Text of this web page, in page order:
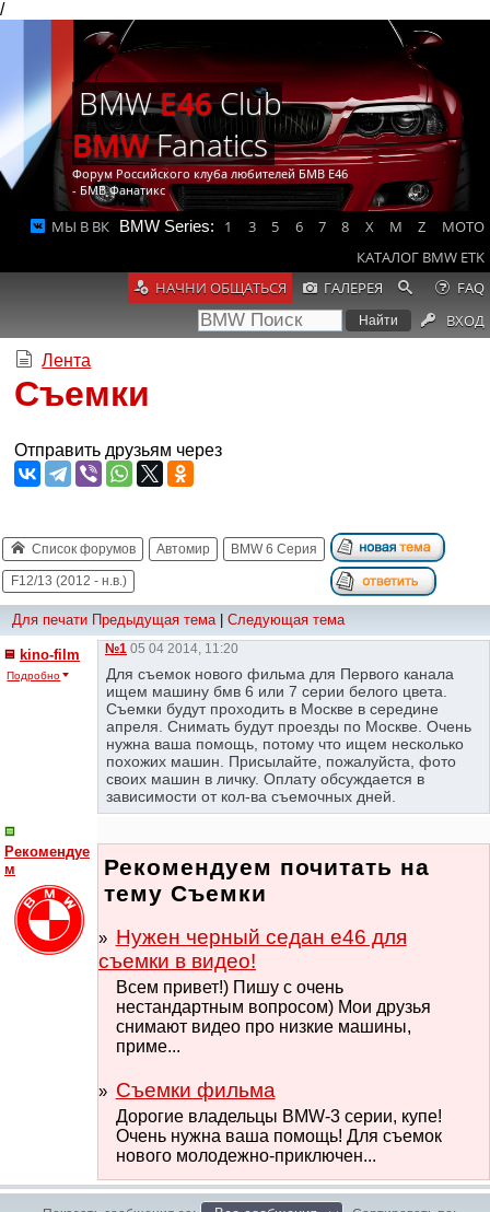
/
BMWE46Club
BMWFanatics
Форум Российского клуба любителей БМВ Е46
- БМВ Фанатикс
МЫ В ВК BMW Series: 1 3 5 6 7 8 X M Z
MOTO
КАТАЛОГ BMW ETK
НАЧНИ ОБЩАТЬСЯ
ГАЛЕРЕЯ
FAQ
ВХОД
Лента
Съемки
Отправить друзьям через
Список форумов Автомир BMW 6 Серия
F12/13 (2012 - н.в.)
Для печати Предыдущая тема| Следующая тема
kino-film
Подробно
№1 05 04 2014, 11:20
Для съемок нового фильма для Первого канала
ищем машину бмв 6 или 7 серии белого цвета.
Съемки будут проходить в Москве в середине
апреля. Снимать будут проезды по Москве. Очень
нужна ваша помощь, потому что ищем несколько
похожих машин. Присылайте, пожалуйста, фото
своих машин в личку. Оплату обсуждается в
зависимости от кол-ва съемочных дней.
Рекомендуе
м
Рекомендуем почитать на
тему Съемки
Нужен черный седан е46 для
съемки в видео!
Всем привет!) Пишу с очень
нестандартным вопросом) Мои друзья
снимают видео про низкие машины,
приме...
Съемки фильма
Дорогие владельцы BMW-3 серии, купе!
Очень нужна ваша помощь! Для съемок
нового молодежно-приключен...